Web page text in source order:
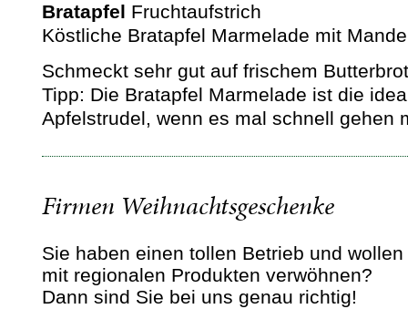
Bratapfel Fruchtaufstrich
Köstliche Bratapfel Marmelade mit
Schmeckt sehr gut auf frischem
Tipp: Die Bratapfel Marmelade ist die
Apfelstrudel, wenn es mal schnell gehen
Firmen Weihnachtsgeschenke
Sie haben einen tollen Betrieb und
mit regionalen Produkten verwöhnen?
Dann sind Sie bei uns genau richtig!